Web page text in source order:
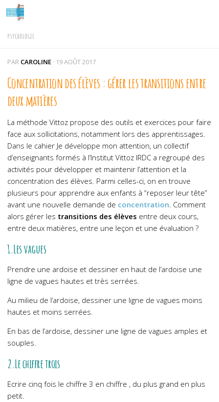
Skip to content
PSYCHOLOGIE
PAR CAROLINE · 19 AOÛT 2017
Concentration des élèves : gérer les transitions entre
deux matières
La méthode Vittoz propose des outils et exercices pour faire
face aux sollicitations, notamment lors des apprentissages.
Dans le cahier Je développe mon attention, un collectif
d’enseignants formés à l’Institut Vittoz IRDC a regroupé des
activités pour développer et maintenir l’attention et la
concentration des élèves. Parmi celles-ci, on en trouve
plusieurs pour apprendre aux enfants à “reposer leur tête”
avant une nouvelle demande de concentration. Comment
alors gérer les transitions des élèves entre deux cours,
entre deux matières, entre une leçon et une évaluation ?
1.Les vagues
Prendre une ardoise et dessiner en haut de l’ardoise une
ligne de vagues hautes et très serrées.
Au milieu de l’ardoise, dessiner une ligne de vagues moins
hautes et moins serrées.
En bas de l’ardoise, dessiner une ligne de vagues amples et
souples.
2.Le chiffre trois
Ecrire cinq fois le chiffre 3 en chiffre , du plus grand en plus
petit.